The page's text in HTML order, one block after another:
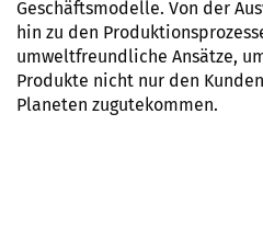
Geschäftsmodelle. Von der
hin zu den
umweltfreundliche Ansätze,
Produkte nicht nur den
Planeten zugutekommen.